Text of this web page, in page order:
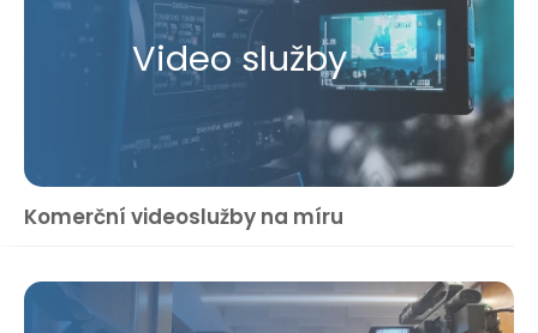
Video služby
Komerční videoslužby na míru